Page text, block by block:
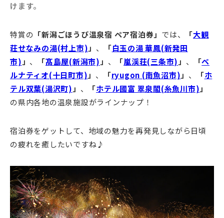
けます。
特賞の 「新潟ごほうび温泉宿 ペア宿泊券」 では、 「大観
荘せなみの湯(村上市) 」 、 「白玉の湯 華鳳(新発田
市) 」 、 「髙島屋(新潟市) 」 、 「嵐渓荘(三条市) 」 、 「ベ
ルナティオ(十日町市) 」 、 「ryugon (南魚沼市) 」 、 「ホ
テル双葉(湯沢町) 」 、 「ホテル國富 翠泉閣(糸魚川市) 」
の県内各地の温泉施設がラインナップ！
宿泊券をゲットして、地域の魅力を再発見しながら日頃
の疲れを癒したいですね♪